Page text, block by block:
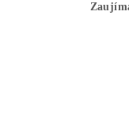
viac
kde